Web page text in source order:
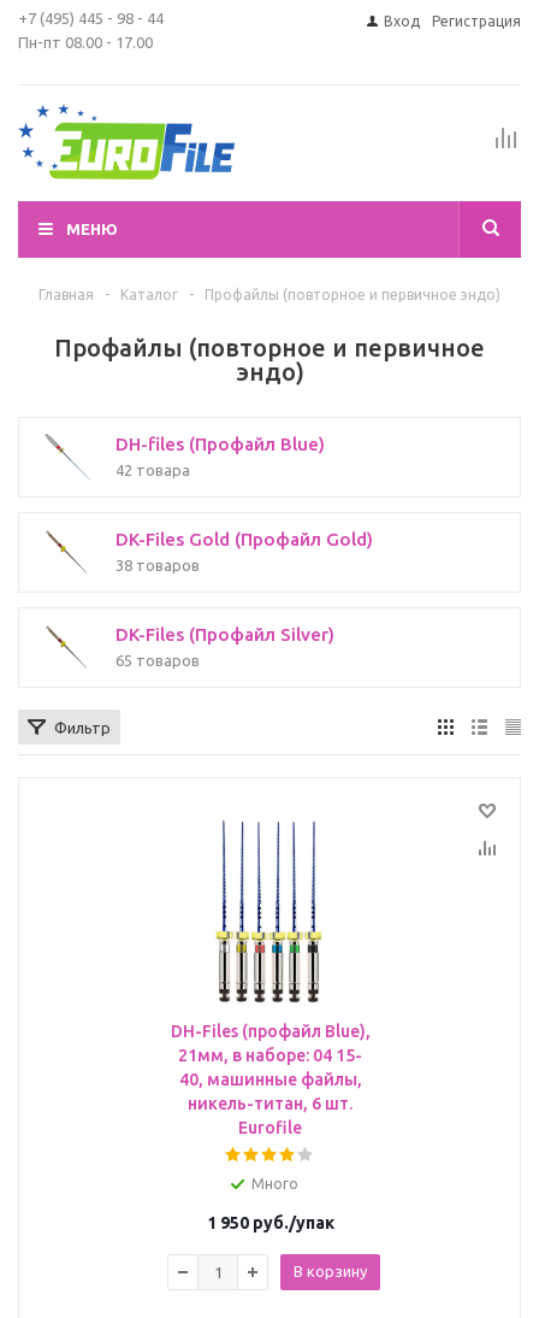
+7 (495) 445 - 98 - 44
Пн-пт 08.00 - 17.00
Вход Регистрация
МЕНЮ
Главная - Каталог - Профайлы (повторное и первичное эндо)
Профайлы (повторное и первичное
эндо)
DH-files (Профайл Blue)
42 товара
DK-Files Gold (Профайл Gold)
38 товаров
DK-Files (Профайл Silver)
65 товаров
Фильтр
DH-Files (профайл Blue),
21мм, в наборе: 04 15-
40, машинные файлы,
никель-титан, 6 шт.
Eurofile
Много
1 950руб./упак
В корзину